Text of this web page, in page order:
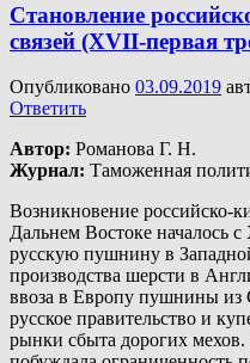
Становление
связей (XVII-первая
Опубликовано 03.09.2019
Ответить
Автор: Романова Г. Н.
Журнал: Таможенная
Возникновение российско-
Дальнем Востоке началось
русскую пушнину в
производства шерсти в
ввоза в Европу пушнины из
русское правительство и
рынки сбыта дорогих